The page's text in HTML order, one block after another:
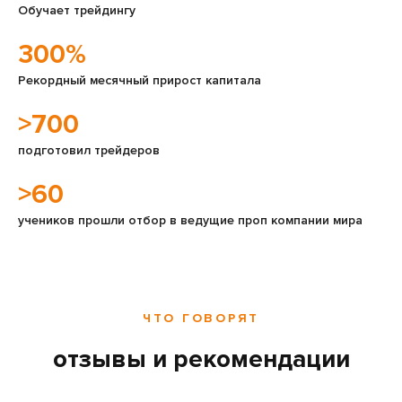
Обучает трейдингу
300%
Рекордный месячный прирост капитала
>700
подготовил трейдеров
>60
учеников прошли отбор в ведущие проп компании мира
ЧТО ГОВОРЯТ
отзывы и рекомендации